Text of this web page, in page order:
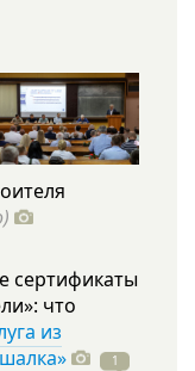
сертификаты
что
из
1